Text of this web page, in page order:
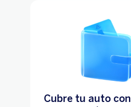
Cubre tu auto